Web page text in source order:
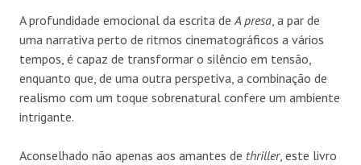
A profundidade emocional da escrita de A presa , a par de
uma narrativa perto de ritmos cinematográficos a vários
tempos, é capaz de transformar o silêncio em tensão,
enquanto que, de uma outra perspetiva, a combinação de
realismo com um toque sobrenatural confere um ambiente
intrigante.
Aconselhado não apenas aos amantes de thriller, este livro